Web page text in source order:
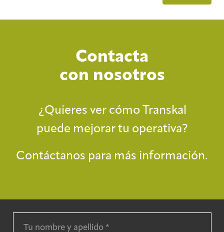
Contacta
con nosotros
¿Quieres ver cómo Transkal
puede mejorar tu operativa?
Contáctanos para más información.